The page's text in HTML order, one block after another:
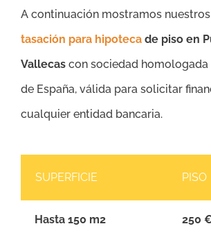
A continuación mostramos nuestros
tasación para hipoteca de piso en
Vallecas con sociedad homologada
de España, válida para solicitar
cualquier entidad bancaria.
SUPERFICIE PISO
Hasta 150 m2 250